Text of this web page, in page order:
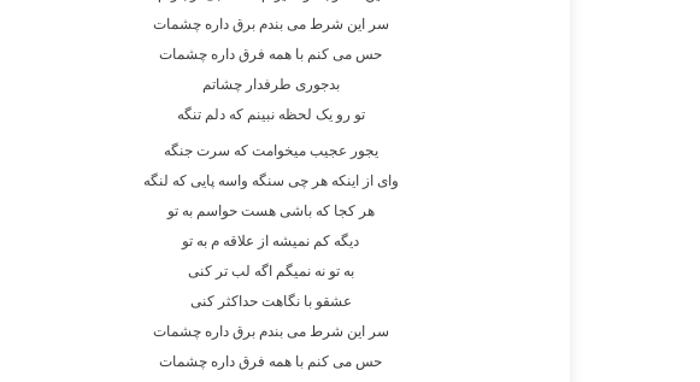
سر این شرط می بندم برق داره چشمات
حس می کنم با همه فرق داره چشمات
بدجوری طرفدار چشاتم
تو رو یک لحظه نبینم که دلم تنگه
یجور عجیب میخوامت که سرت جنگه
وای از اینکه هر چی سنگه واسه پایی که لنگه
هر کجا که باشی هست حواسم به تو
دیگه کم نمیشه از علاقه م به تو
به تو نه نمیگم اگه لب تر کنی
عشقو با نگاهت حداکثر کنی
سر این شرط می بندم برق داره چشمات
حس می کنم با همه فرق داره چشمات